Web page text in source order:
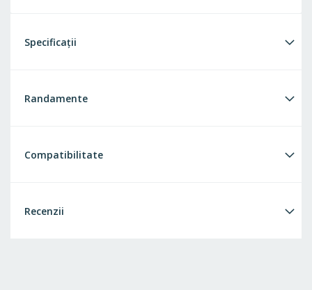
Specificații
Randamente
Compatibilitate
Recenzii